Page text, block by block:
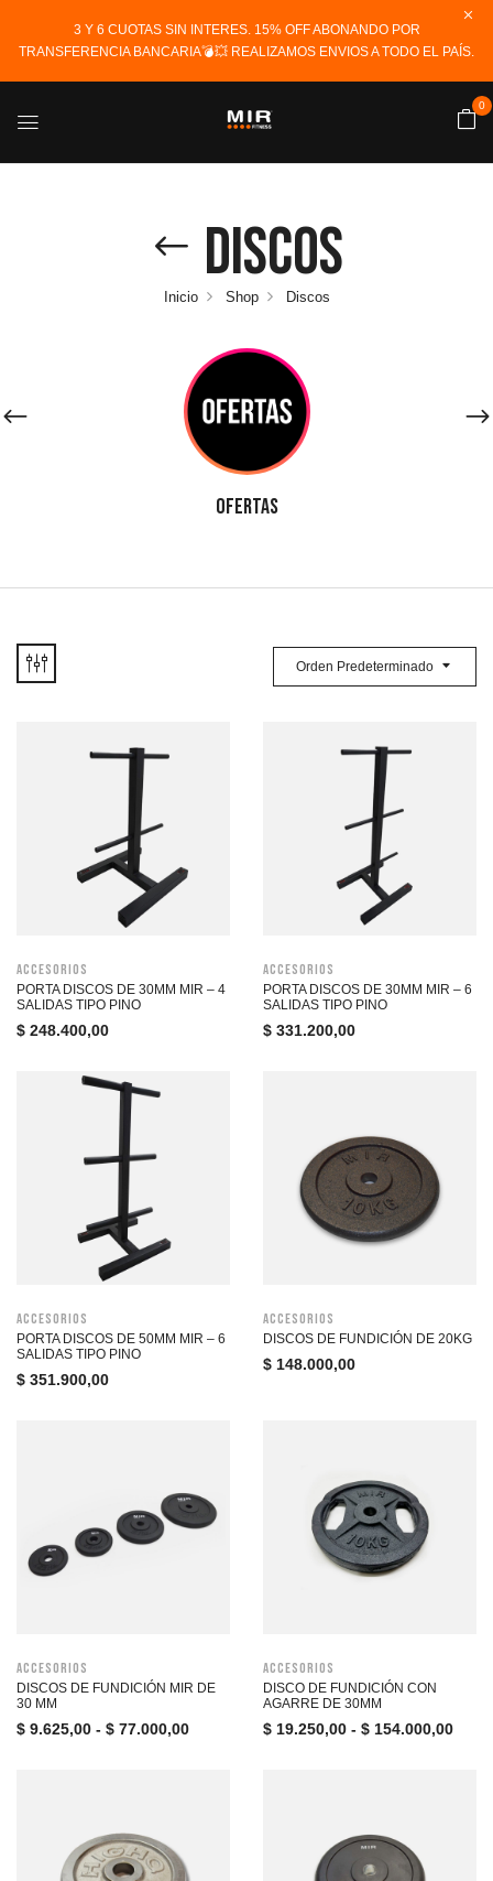
3 Y 6 CUOTAS SIN INTERES. 15% OFF ABONANDO POR
TRANSFERENCIA BANCARIA💣💥 REALIZAMOS ENVIOS A TODO EL PAÍS.
0
Discos
Inicio Shop Discos
OFERTAS
Orden Predeterminado
Accesorios
PORTA DISCOS DE 30MM MIR – 4
SALIDAS TIPO PINO
$ 248.400,00
Accesorios
PORTA DISCOS DE 30MM MIR – 6
SALIDAS TIPO PINO
$ 331.200,00
Accesorios
PORTA DISCOS DE 50MM MIR – 6
SALIDAS TIPO PINO
$ 351.900,00
Accesorios
DISCOS DE FUNDICIÓN DE 20KG
$ 148.000,00
Accesorios
DISCOS DE FUNDICIÓN MIR DE
30 MM
$ 9.625,00 - $ 77.000,00
Accesorios
DISCO DE FUNDICIÓN CON
AGARRE DE 30MM
$ 19.250,00 - $ 154.000,00